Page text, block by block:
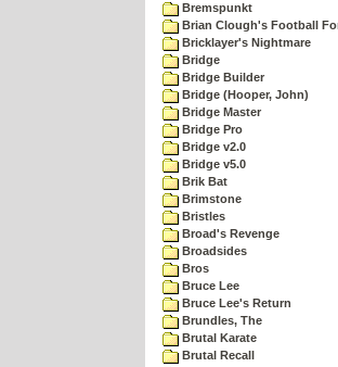
Bremspunkt
Brian Clough's Football
Bricklayer's Nightmare
Bridge
Bridge Builder
Bridge (Hooper, John)
Bridge Master
Bridge Pro
Bridge v2.0
Bridge v5.0
Brik Bat
Brimstone
Bristles
Broad's Revenge
Broadsides
Bros
Bruce Lee
Bruce Lee's Return
Brundles, The
Brutal Karate
Brutal Recall